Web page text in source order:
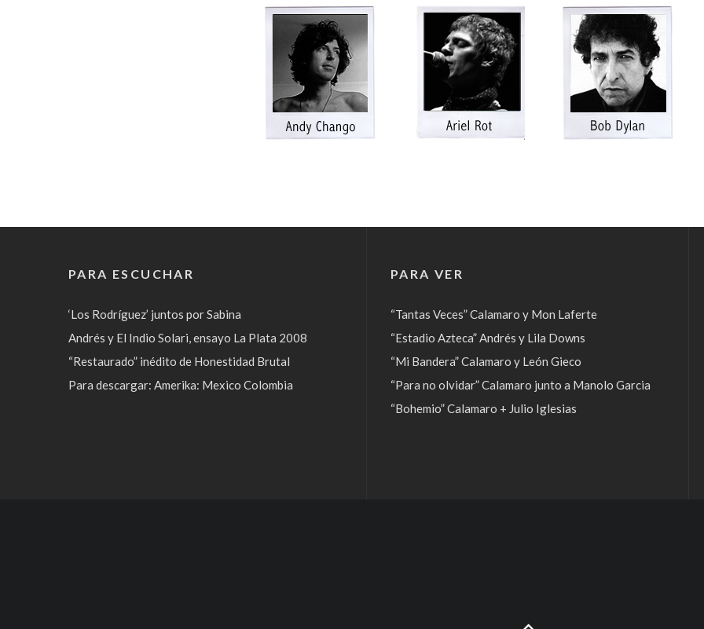
PARA ESCUCHAR
‘Los Rodríguez’ juntos por Sabina
Andrés y El Indio Solari, ensayo La Plata 2008
“Restaurado” inédito de Honestidad Brutal
Para descargar: Amerika: Mexico Colombia
PARA VER
“Tantas Veces” Calamaro y Mon Laferte
“Estadio Azteca” Andrés y Lila Downs
“Mi Bandera” Calamaro y León Gieco
“Para no olvidar” Calamaro junto a Manolo Garcia
“Bohemio” Calamaro + Julio Iglesias